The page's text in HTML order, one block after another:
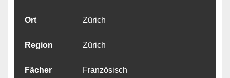
Ort Zürich
Region Zürich
Fächer Französisch